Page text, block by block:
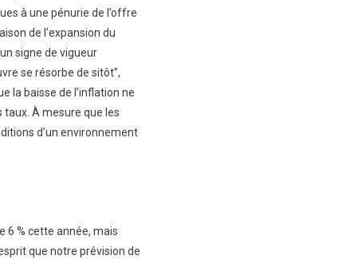
à une pénurie de l’offre
de l’expansion du
signe de vigueur
se résorbe de sitôt”,
la baisse de l’inflation ne
À mesure que les
d’un environnement
6 % cette année, mais
que notre prévision de